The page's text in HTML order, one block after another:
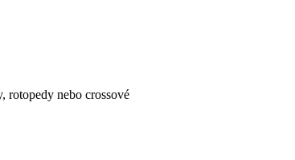
rotopedy nebo crossové